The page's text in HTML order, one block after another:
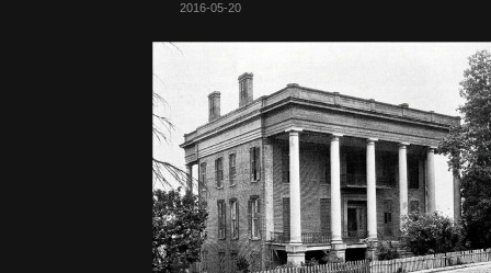
2016-05-20